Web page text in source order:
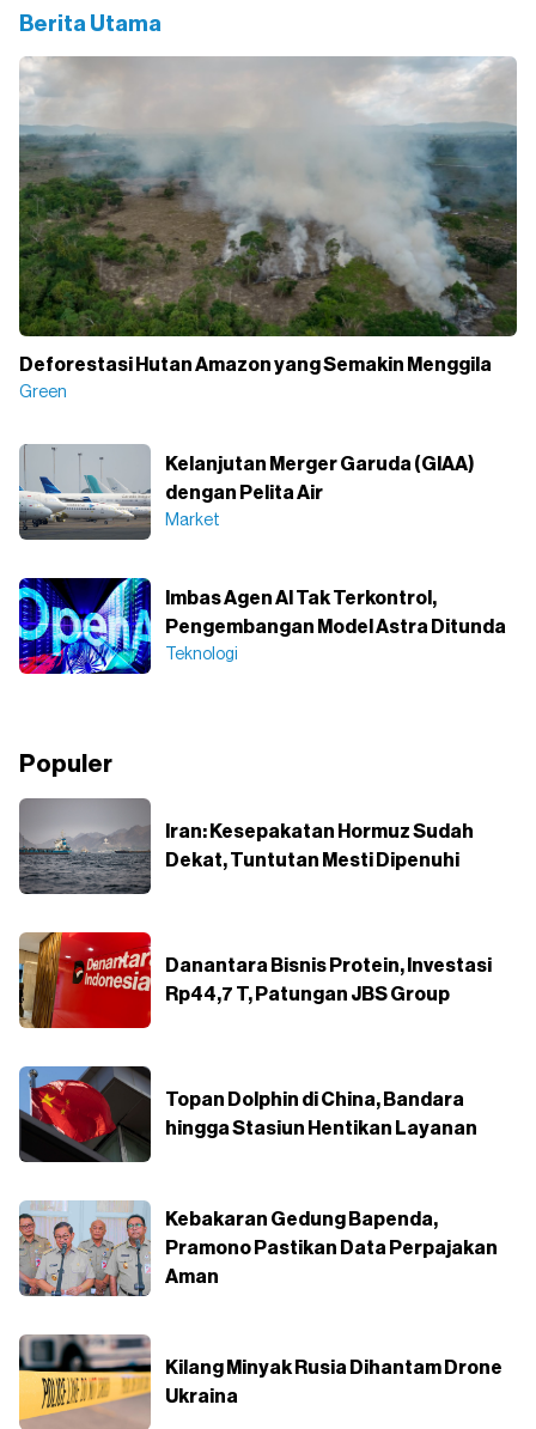
Berita Utama
Deforestasi Hutan Amazon yang Semakin Menggila
Green
Kelanjutan Merger Garuda (GIAA)
dengan Pelita Air
Market
Imbas Agen AI Tak Terkontrol,
Pengembangan Model Astra Ditunda
Teknologi
Populer
Iran: Kesepakatan Hormuz Sudah
Dekat, Tuntutan Mesti Dipenuhi
Danantara Bisnis Protein, Investasi
Rp44,7 T, Patungan JBS Group
Topan Dolphin di China, Bandara
hingga Stasiun Hentikan Layanan
Kebakaran Gedung Bapenda,
Pramono Pastikan Data Perpajakan
Aman
Kilang Minyak Rusia Dihantam Drone
Ukraina